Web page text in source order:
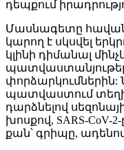
դեպքում
Մասնագետը
կարող է սկսվել
կլինի դիմանալ
փորձարկումներին:
պատվաստում տեղի
դարձնելով
խոսքով, SARS-
քան՝ գրիպը,